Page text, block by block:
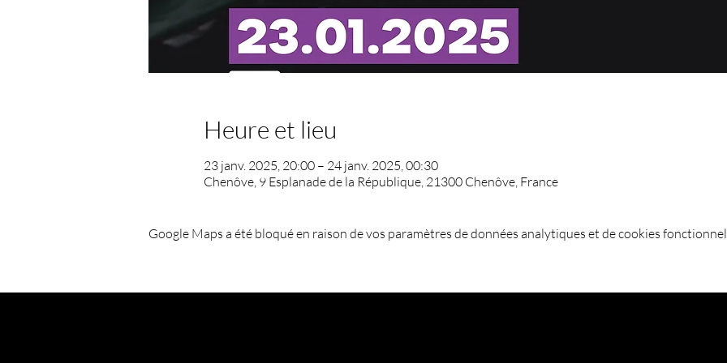
Heure et lieu
23 janv. 2025, 20:00 – 24 janv. 2025, 00:30
Chenôve, 9 Esplanade de la République, 21300 Chenôve, France
Google Maps a été bloqué en raison de vos paramètres de données analytiques et de cookies